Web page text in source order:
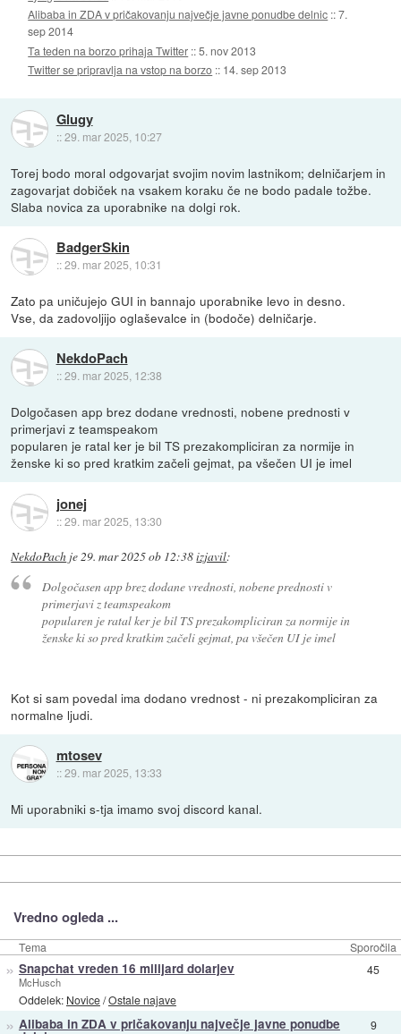
Alibaba in ZDA v pričakovanju največje javne ponudbe delnic ::7.
sep 2014
Ta teden na borzo prihaja Twitter ::5. nov 2013
Twitter se pripravlja na vstop na borzo :: 14. sep 2013
Glugy
::29. mar 2025, 10:27
Torej bodo moral odgovarjat svojim novim lastnikom; delničarjem in
zagovarjat dobiček na vsakem koraku če ne bodo padale tožbe.
Slaba novica za uporabnike na dolgi rok.
BadgerSkin
::29. mar 2025, 10:31
Zato pa uničujejo GUI in bannajo uporabnike levo in desno.
Vse, da zadovoljijo oglaševalce in (bodoče) delničarje.
NekdoPach
::29. mar 2025, 12:38
Dolgočasen app brez dodane vrednosti, nobene prednosti v
primerjavi z teamspeakom
popularen je ratal ker je bil TS prezakompliciran za normije in
ženske ki so pred kratkim začeli gejmat, pa všečen UI je imel
jonej
::29. mar 2025, 13:30
NekdoPach je29. mar 2025 ob 12:38izjavil:
Dolgočasen app brez dodane vrednosti, nobene prednosti v
primerjavi z teamspeakom
popularen je ratal ker je bil TS prezakompliciran za normije in
ženske ki so pred kratkim začeli gejmat, pa všečen UI je imel
Kot si sam povedal ima dodano vrednost - ni prezakompliciran za
normalne ljudi.
mtosev
::29. mar 2025, 13:33
Mi uporabniki s-tja imamo svoj discord kanal.
Vredno ogleda ...
Tema Sporočila
» Snapchat vreden 16 milijard dolarjev
McHusch
Oddelek: Novice/Ostale najave
45
» Alibaba in ZDA v pričakovanju največje javne ponudbe 9